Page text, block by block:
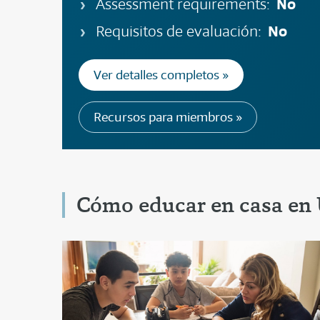
Assessment requirements: No
Requisitos de evaluación: No
Ver detalles completos »
Recursos para miembros »
Cómo educar en casa